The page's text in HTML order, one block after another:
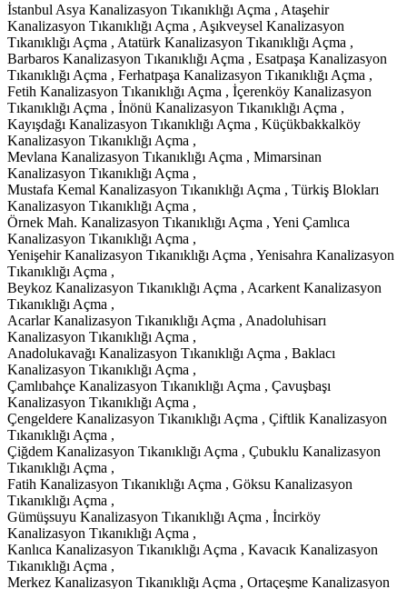
İstanbul Asya Kanalizasyon Tıkanıklığı Açma , Ataşehir
Kanalizasyon Tıkanıklığı Açma , Aşıkveysel Kanalizasyon
Tıkanıklığı Açma , Atatürk Kanalizasyon Tıkanıklığı Açma ,
Barbaros Kanalizasyon Tıkanıklığı Açma , Esatpaşa Kanalizasyon
Tıkanıklığı Açma , Ferhatpaşa Kanalizasyon Tıkanıklığı Açma ,
Fetih Kanalizasyon Tıkanıklığı Açma , İçerenköy Kanalizasyon
Tıkanıklığı Açma , İnönü Kanalizasyon Tıkanıklığı Açma ,
Kayışdağı Kanalizasyon Tıkanıklığı Açma , Küçükbakkalköy
Kanalizasyon Tıkanıklığı Açma ,
Mevlana Kanalizasyon Tıkanıklığı Açma , Mimarsinan
Kanalizasyon Tıkanıklığı Açma ,
Mustafa Kemal Kanalizasyon Tıkanıklığı Açma , Türkiş Blokları
Kanalizasyon Tıkanıklığı Açma ,
Örnek Mah. Kanalizasyon Tıkanıklığı Açma , Yeni Çamlıca
Kanalizasyon Tıkanıklığı Açma ,
Yenişehir Kanalizasyon Tıkanıklığı Açma , Yenisahra Kanalizasyon
Tıkanıklığı Açma ,
Beykoz Kanalizasyon Tıkanıklığı Açma , Acarkent Kanalizasyon
Tıkanıklığı Açma ,
Acarlar Kanalizasyon Tıkanıklığı Açma , Anadoluhisarı
Kanalizasyon Tıkanıklığı Açma ,
Anadolukavağı Kanalizasyon Tıkanıklığı Açma , Baklacı
Kanalizasyon Tıkanıklığı Açma ,
Çamlıbahçe Kanalizasyon Tıkanıklığı Açma , Çavuşbaşı
Kanalizasyon Tıkanıklığı Açma ,
Çengeldere Kanalizasyon Tıkanıklığı Açma , Çiftlik Kanalizasyon
Tıkanıklığı Açma ,
Çiğdem Kanalizasyon Tıkanıklığı Açma , Çubuklu Kanalizasyon
Tıkanıklığı Açma ,
Fatih Kanalizasyon Tıkanıklığı Açma , Göksu Kanalizasyon
Tıkanıklığı Açma ,
Gümüşsuyu Kanalizasyon Tıkanıklığı Açma , İncirköy
Kanalizasyon Tıkanıklığı Açma ,
Kanlıca Kanalizasyon Tıkanıklığı Açma , Kavacık Kanalizasyon
Tıkanıklığı Açma ,
Merkez Kanalizasyon Tıkanıklığı Açma , Ortaçeşme Kanalizasyon